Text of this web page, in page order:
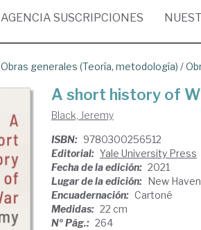
AGENCIA SUSCRIPCIONES
Obras generales (Teoría, metodología) /
A short history of
Black, Jeremy
ISBN: 9780300256512
Editorial: Yale University Press
Fecha de la edición: 2021
Lugar de la edición: New
Encuadernación: Cartoné
Medidas: 22 cm
Nº Pág.: 264